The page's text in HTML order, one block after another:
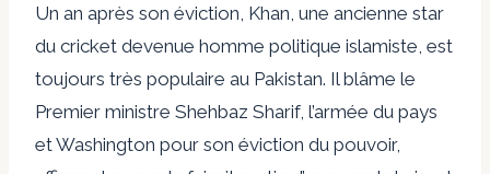
Un an après son éviction, Khan, une ancienne star
du cricket devenue homme politique islamiste, est
toujours très populaire au Pakistan. Il blâme le
Premier ministre Shehbaz Sharif, l’armée du pays
et Washington pour son éviction du pouvoir,